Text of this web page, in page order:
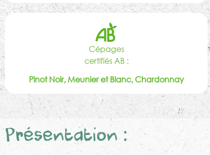
Cépages
certifiés AB :
Pinot Noir, Meunier et Blanc, Chardonnay
Présentation :